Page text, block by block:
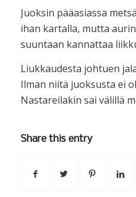
Juoksin pääasiassa
ihan kartalla, mutta
suuntaan kannattaa
Liukkaudesta johtuen
Ilman niitä juoksusta ei
Nastareilakin sai välillä
Share this entry